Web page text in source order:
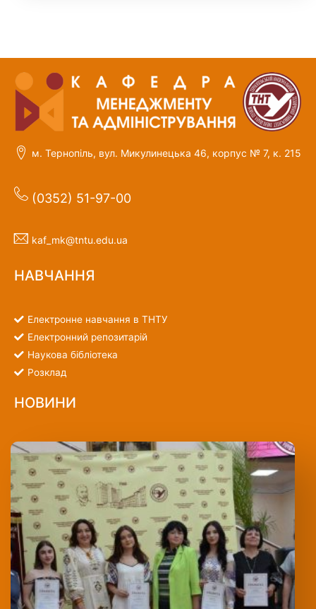
м. Тернопіль, вул. Микулинецька 46, корпус № 7, к. 215
(0352) 51-97-00
kaf_mk@tntu.edu.ua
НАВЧАННЯ
Електронне навчання в ТНТУ
Електронний репозитарій
Наукова бібліотека
Розклад
НОВИНИ